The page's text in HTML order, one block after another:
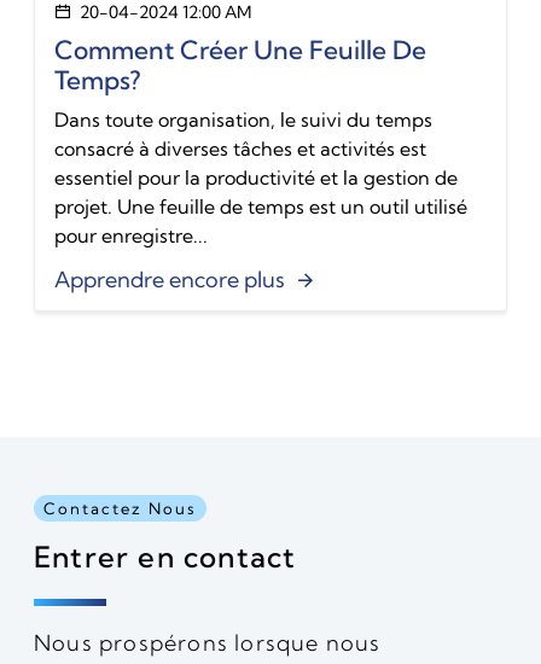
20-04-2024 12:00 AM
Comment Créer Une Feuille De
Temps?
Dans toute organisation, le suivi du temps
consacré à diverses tâches et activités est
essentiel pour la productivité et la gestion de
projet. Une feuille de temps est un outil utilisé
pour enregistre...
Apprendre encore plus
Contactez Nous
Entrer en contact
Nous prospérons lorsque nous